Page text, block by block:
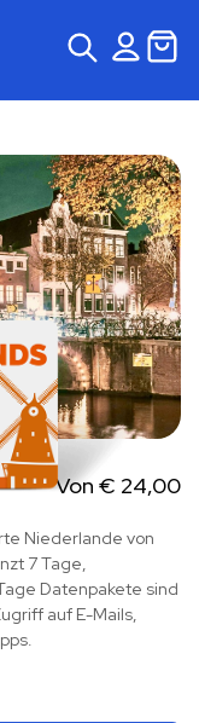
Von € 24,00
Niederlande von
7 Tage,
Datenpakete sind
auf E-Mails,